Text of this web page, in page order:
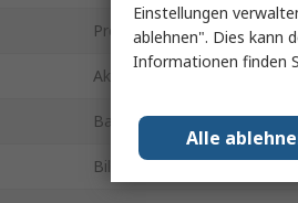
Produkt Typ
Akku Typ
Batterielebensdauer
Bilddiagonale
Einstellungen
ablehnen". Dies kann
Informationen finden
Alle